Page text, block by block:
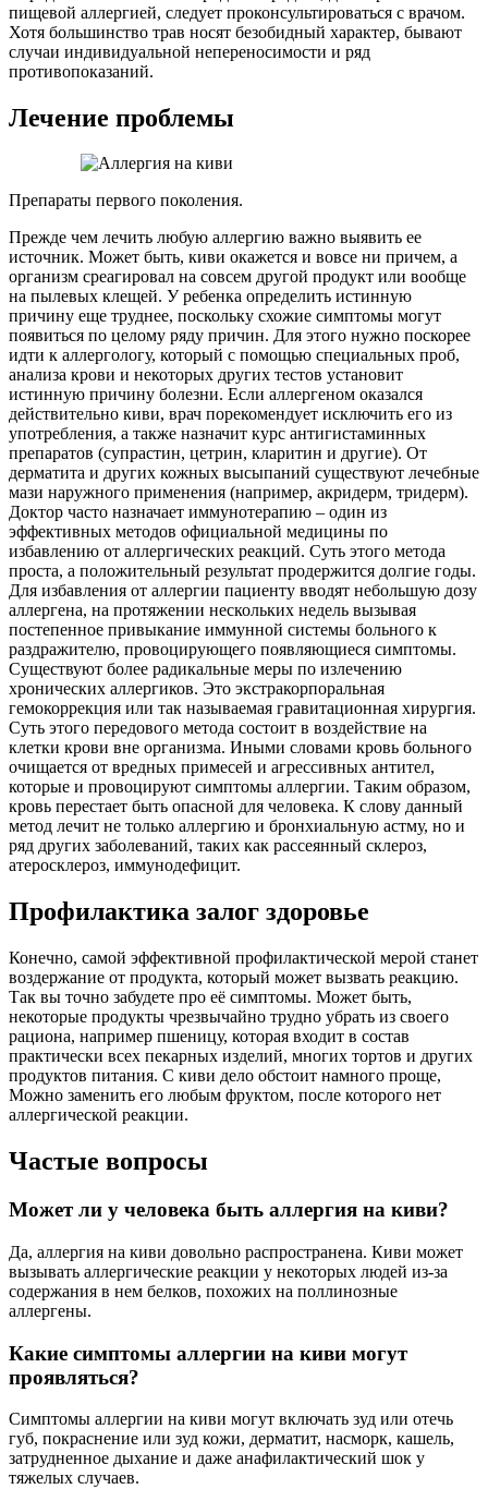
пищевой аллергией, следует проконсультироваться с врачом.
Хотя большинство трав носят безобидный характер, бывают
случаи индивидуальной непереносимости и ряд
противопоказаний.
Лечение проблемы
Препараты первого поколения.
Прежде чем лечить любую аллергию важно выявить ее
источник. Может быть, киви окажется и вовсе ни причем, а
организм среагировал на совсем другой продукт или вообще
на пылевых клещей. У ребенка определить истинную
причину еще труднее, поскольку схожие симптомы могут
появиться по целому ряду причин. Для этого нужно поскорее
идти к аллергологу, который с помощью специальных проб,
анализа крови и некоторых других тестов установит
истинную причину болезни. Если аллергеном оказался
действительно киви, врач порекомендует исключить его из
употребления, а также назначит курс антигистаминных
препаратов (супрастин, цетрин, кларитин и другие). От
дерматита и других кожных высыпаний существуют лечебные
мази наружного применения (например, акридерм, тридерм).
Доктор часто назначает иммунотерапию – один из
эффективных методов официальной медицины по
избавлению от аллергических реакций. Суть этого метода
проста, а положительный результат продержится долгие годы.
Для избавления от аллергии пациенту вводят небольшую дозу
аллергена, на протяжении нескольких недель вызывая
постепенное привыкание иммунной системы больного к
раздражителю, провоцирующего появляющиеся симптомы.
Существуют более радикальные меры по излечению
хронических аллергиков. Это экстракорпоральная
гемокоррекция или так называемая гравитационная хирургия.
Суть этого передового метода состоит в воздействие на
клетки крови вне организма. Иными словами кровь больного
очищается от вредных примесей и агрессивных антител,
которые и провоцируют симптомы аллергии. Таким образом,
кровь перестает быть опасной для человека. К слову данный
метод лечит не только аллергию и бронхиальную астму, но и
ряд других заболеваний, таких как рассеянный склероз,
атеросклероз, иммунодефицит.
Профилактика залог здоровье
Конечно, самой эффективной профилактической мерой станет
воздержание от продукта, который может вызвать реакцию.
Так вы точно забудете про её симптомы. Может быть,
некоторые продукты чрезвычайно трудно убрать из своего
рациона, например пшеницу, которая входит в состав
практически всех пекарных изделий, многих тортов и других
продуктов питания. С киви дело обстоит намного проще,
Можно заменить его любым фруктом, после которого нет
аллергической реакции.
Частые вопросы
Может ли у человека быть аллергия на киви?
Да, аллергия на киви довольно распространена. Киви может
вызывать аллергические реакции у некоторых людей из-за
содержания в нем белков, похожих на поллинозные
аллергены.
Какие симптомы аллергии на киви могут
проявляться?
Симптомы аллергии на киви могут включать зуд или отечь
губ, покраснение или зуд кожи, дерматит, насморк, кашель,
затрудненное дыхание и даже анафилактический шок у
тяжелых случаев.